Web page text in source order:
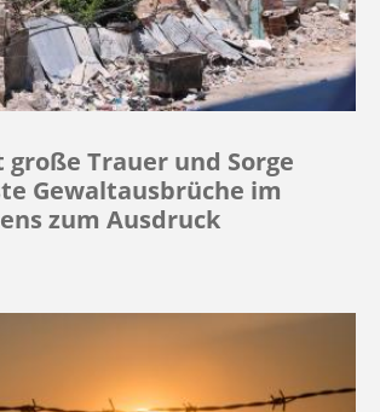
große Trauer und Sorge
Gewaltausbrüche im
zum Ausdruck